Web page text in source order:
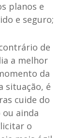
planos e
e seguro;
de
a melhor
da
situação, é
cuide do
ainda
o